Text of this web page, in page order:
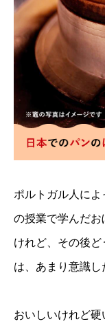
ポルトガル人に
の授業で学んだお
けれど、その後
は、あまり意識し
おいしいけれど